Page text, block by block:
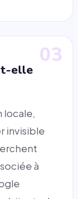
03
elle
locale,
invisible
à